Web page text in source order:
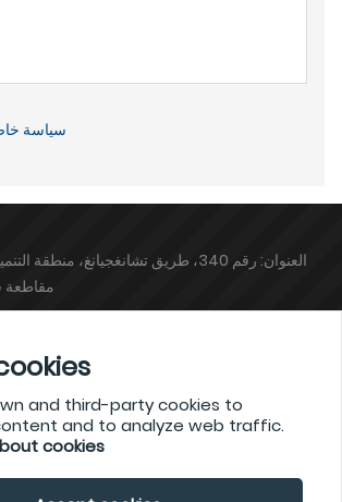
سياسة
العنوان: رقم 340، طريق تشانغجيانغ، منطقة
مقاطعة
and third-party cookies to
and to analyze web traffic.
cookies